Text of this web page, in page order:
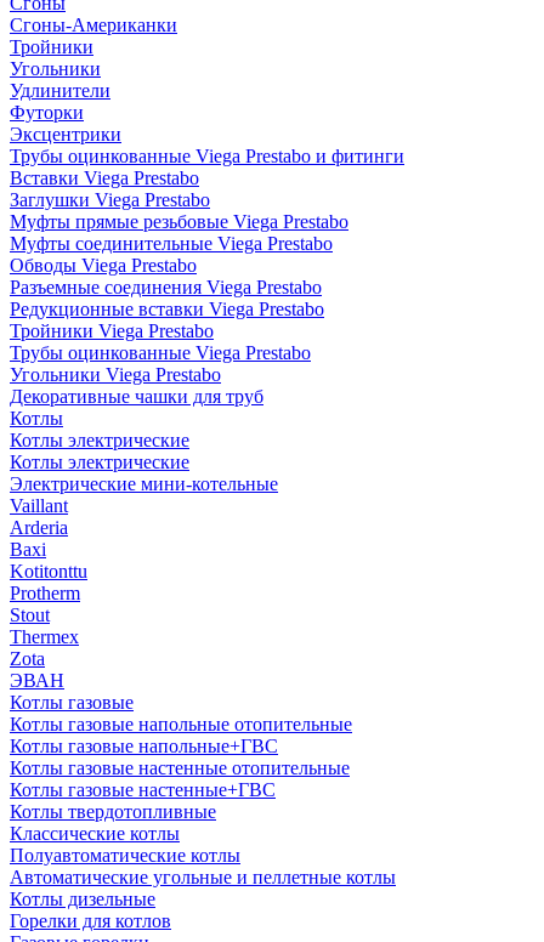
Сгоны-Американки
Тройники
Угольники
Удлинители
Футорки
Эксцентрики
Трубы оцинкованные Viega Prestabo и фитинги
Вставки Viega Prestabo
Заглушки Viega Prestabo
Муфты прямые резьбовые Viega Prestabo
Муфты соединительные Viega Prestabo
Обводы Viega Prestabo
Разъемные соединения Viega Prestabo
Редукционные вставки Viega Prestabo
Тройники Viega Prestabo
Трубы оцинкованные Viega Prestabo
Угольники Viega Prestabo
Декоративные чашки для труб
Котлы
Котлы электрические
Котлы электрические
Электрические мини-котельные
Vaillant
Arderia
Baxi
Kotitonttu
Protherm
Stout
Thermex
Zota
ЭВАН
Котлы газовые
Котлы газовые напольные отопительные
Котлы газовые напольные+ГВС
Котлы газовые настенные отопительные
Котлы газовые настенные+ГВС
Котлы твердотопливные
Классические котлы
Полуавтоматические котлы
Автоматические угольные и пеллетные котлы
Котлы дизельные
Горелки для котлов